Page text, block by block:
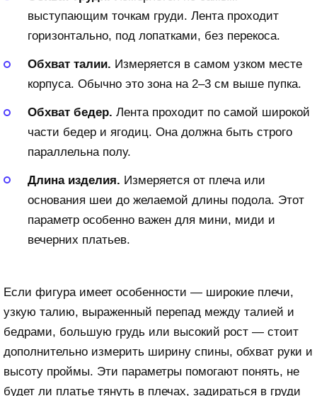
выступающим точкам груди. Лента проходит
горизонтально, под лопатками, без перекоса.
Обхват талии. Измеряется в самом узком месте
корпуса. Обычно это зона на 2–3 см выше пупка.
Обхват бедер. Лента проходит по самой широкой
части бедер и ягодиц. Она должна быть строго
параллельна полу.
Длина изделия. Измеряется от плеча или
основания шеи до желаемой длины подола. Этот
параметр особенно важен для мини, миди и
вечерних платьев.
Если фигура имеет особенности — широкие плечи,
узкую талию, выраженный перепад между талией и
бедрами, большую грудь или высокий рост — стоит
дополнительно измерить ширину спины, обхват руки и
высоту проймы. Эти параметры помогают понять, не
будет ли платье тянуть в плечах, задираться в груди